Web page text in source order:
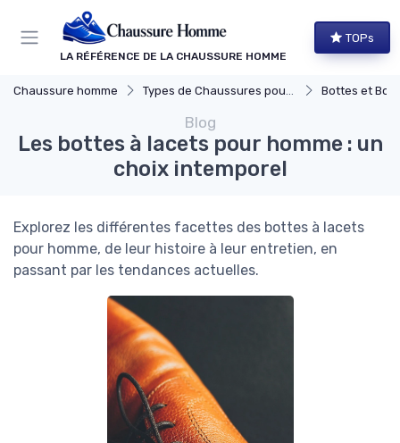
LA RÉFÉRENCE DE LA CHAUSSURE HOMME
TOPs
Chaussure homme Types de Chaussures pour Hommes Bottes et
Blog
Les bottes à lacets pour homme : un
choix intemporel
Explorez les différentes facettes des bottes à lacets
pour homme, de leur histoire à leur entretien, en
passant par les tendances actuelles.
Panneau de gestion des cookies